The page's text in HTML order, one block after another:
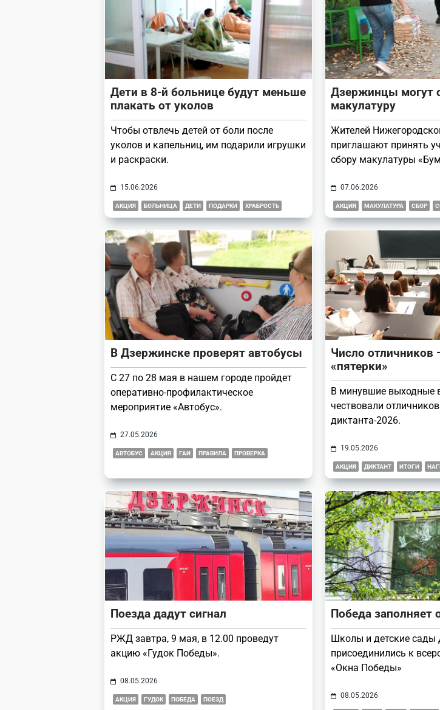
Дети в 8-й больнице будут меньше
плакать от уколов
Чтобы отвлечь детей от боли после
уколов и капельниц, им подарили игрушки
и раскраски.
15.06.2026
АКЦИЯ БОЛЬНИЦА ДЕТИ ПОДАРКИ ХРАБРОСТЬ
Дзержинцы могут
макулатуру
Жителей
приглашают принять
сбору макулатуры
07.06.2026
АКЦИЯ МАКУЛАТУРА СБОР
В Дзержинске проверят автобусы
С 27 по 28 мая в нашем городе пройдет
оперативно-профилактическое
мероприятие «Автобус».
27.05.2026
АВТОБУС АКЦИЯ ГАИ ПРАВИЛА ПРОВЕРКА
Число отличников
«пятерки»
В минувшие выходные
чествовали
диктанта-2026.
19.05.2026
АКЦИЯ ДИКТАНТ ИТОГИ
Поезда дадут сигнал
РЖД завтра, 9 мая, в 12.00 проведут
акцию «Гудок Победы».
08.05.2026
АКЦИЯ ГУДОК ПОБЕДА ПОЕЗД
Победа заполняет
Школы и детские сады
присоединились к
«Окна Победы»
08.05.2026